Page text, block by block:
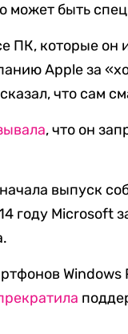
может быть
ПК, которые
Apple за
что сам
, что он
выпуск
году Microsoft
Windows